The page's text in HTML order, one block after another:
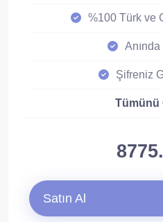
%100 Türk ve
Şifreniz
Tümünü
Satın Al